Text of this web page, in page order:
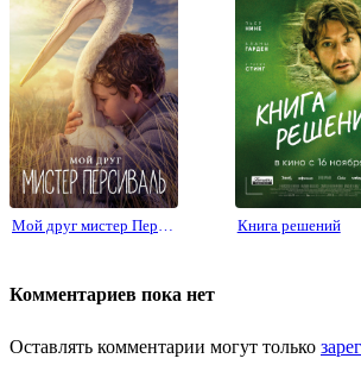
Книга решений
Комментариев пока нет
Оставлять комментарии могут только